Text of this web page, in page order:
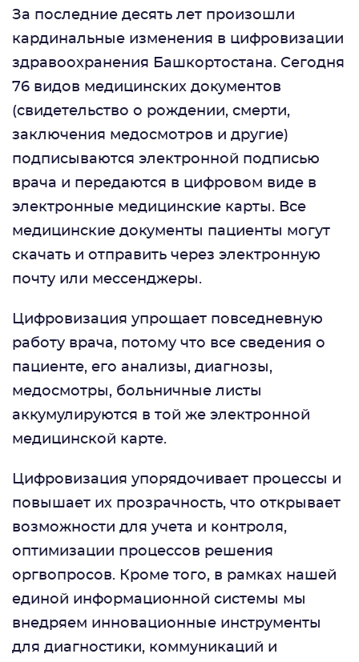
За последние десять лет произошли
кардинальные изменения в цифровизации
здравоохранения Башкортостана. Сегодня
76 видов медицинских документов
(свидетельство о рождении, смерти,
заключения медосмотров и другие)
подписываются электронной подписью
врача и передаются в цифровом виде в
электронные медицинские карты. Все
медицинские документы пациенты могут
скачать и отправить через электронную
почту или мессенджеры.
Цифровизация упрощает повседневную
работу врача, потому что все сведения о
пациенте, его анализы, диагнозы,
медосмотры, больничные листы
аккумулируются в той же электронной
медицинской карте.
Цифровизация упорядочивает процессы и
повышает их прозрачность, что открывает
возможности для учета и контроля,
оптимизации процессов решения
оргвопросов. Кроме того, в рамках нашей
единой информационной системы мы
внедряем инновационные инструменты
для диагностики, коммуникаций и